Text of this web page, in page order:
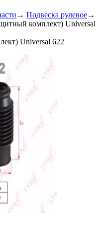
→ Подвеска рулевое→
комплект) Universal
Universal 622